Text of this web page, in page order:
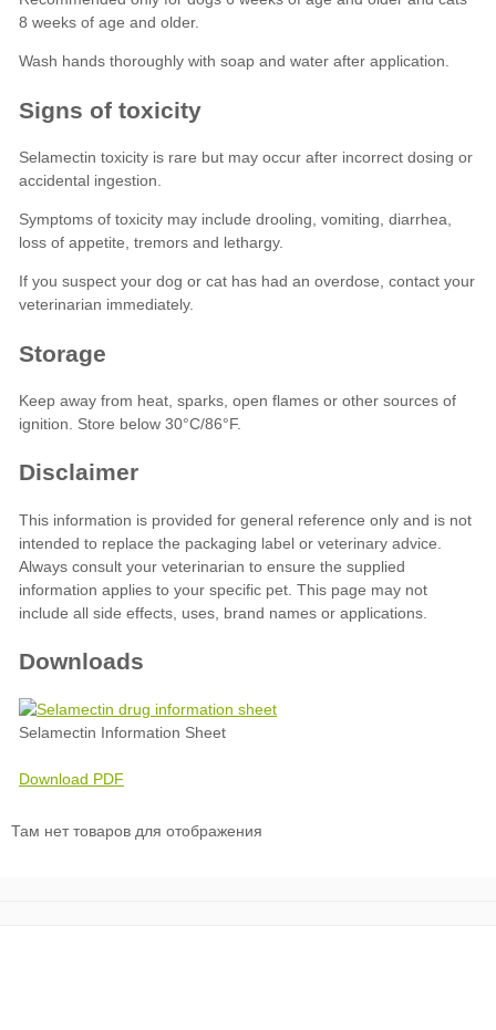
Downloads
Selamectin Information Sheet
Download PDF
Там нет товаров для отображения